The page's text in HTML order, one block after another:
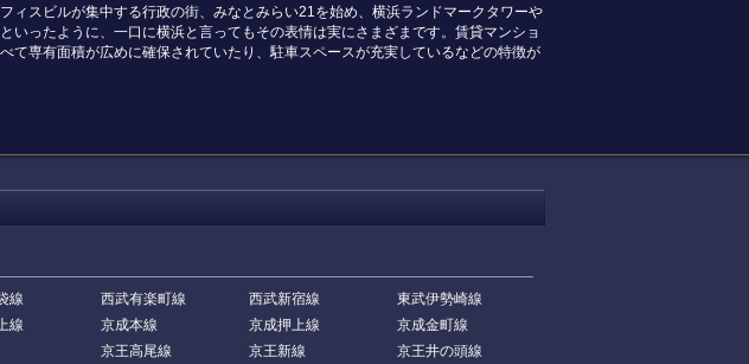
ィスビルが集中する行政の街、みなとみらい21を始め、横浜ランドマークタワーや
いったように、一口に横浜と言ってもその表情は実にさまざまです。賃貸マンショ
て専有面積が広めに確保されていたり、駐車スペースが充実しているなどの特徴が
線 西武有楽町線 西武新宿線
東武伊勢崎線
線
京成本線 京成押上線
京成金町線
京王高尾線 京王新線
京王井の頭線